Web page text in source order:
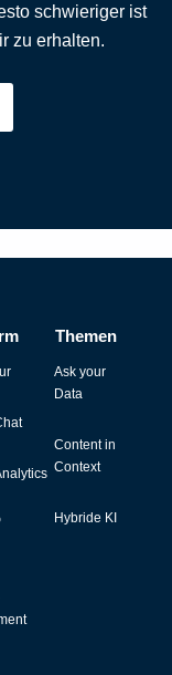
schwieriger ist
zu erhalten.
Themen
Ask your
Data
Content in
Context
Hybride KI